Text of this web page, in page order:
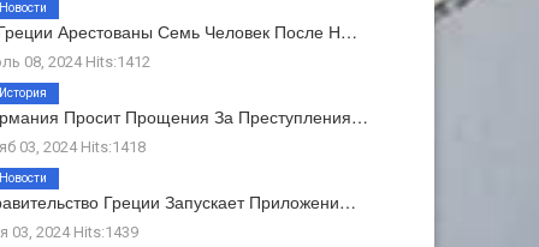
Арестованы Семь Человек После Н…
08, 2024 Hits:1412
Новости
Просит Прощения За Преступления…
03, 2024 Hits:1418
История
Греции Запускает Приложени…
03, 2024 Hits:1439
Новости